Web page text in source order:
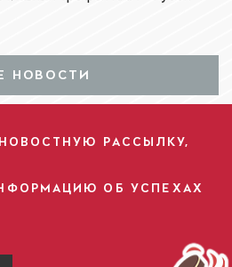
НОВОСТИ
РАССЫЛКУ,
ОБ УСПЕХАХ